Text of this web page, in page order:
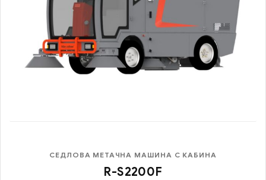
СЕДЛОВА МЕТАЧНА МАШИНА С КАБИНА
R-S2200F